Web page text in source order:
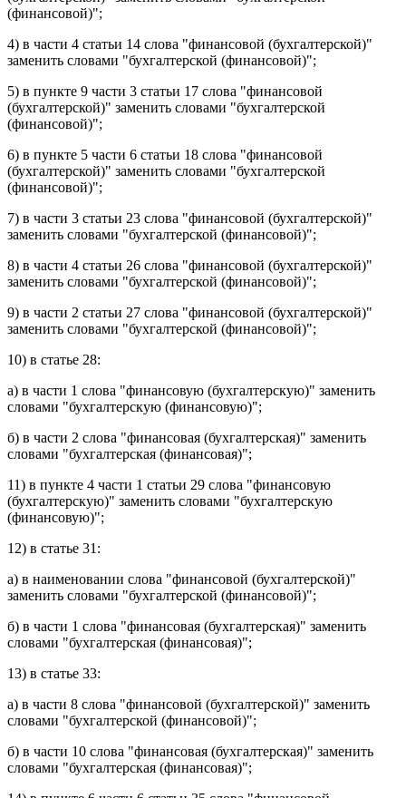
(финансовой)";
4) в части 4 статьи 14 слова "финансовой (бухгалтерской)"
заменить словами "бухгалтерской (финансовой)";
5) в пункте 9 части 3 статьи 17 слова "финансовой
(бухгалтерской)" заменить словами "бухгалтерской
(финансовой)";
6) в пункте 5 части 6 статьи 18 слова "финансовой
(бухгалтерской)" заменить словами "бухгалтерской
(финансовой)";
7) в части 3 статьи 23 слова "финансовой (бухгалтерской)"
заменить словами "бухгалтерской (финансовой)";
8) в части 4 статьи 26 слова "финансовой (бухгалтерской)"
заменить словами "бухгалтерской (финансовой)";
9) в части 2 статьи 27 слова "финансовой (бухгалтерской)"
заменить словами "бухгалтерской (финансовой)";
10) в статье 28:
а) в части 1 слова "финансовую (бухгалтерскую)" заменить
словами "бухгалтерскую (финансовую)";
б) в части 2 слова "финансовая (бухгалтерская)" заменить
словами "бухгалтерская (финансовая)";
11) в пункте 4 части 1 статьи 29 слова "финансовую
(бухгалтерскую)" заменить словами "бухгалтерскую
(финансовую)";
12) в статье 31 :
а) в наименовании слова "финансовой (бухгалтерской)"
заменить словами "бухгалтерской (финансовой)";
б) в части 1 слова "финансовая (бухгалтерская)" заменить
словами "бухгалтерская (финансовая)";
13) в статье 33:
а) в части 8 слова "финансовой (бухгалтерской)" заменить
словами "бухгалтерской (финансовой)";
б) в части 10 слова "финансовая (бухгалтерская)" заменить
словами "бухгалтерская (финансовая)";